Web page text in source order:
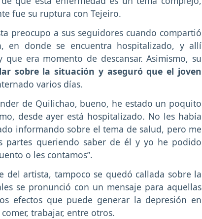
fue su ruptura con Tejeiro.
preocupo a sus seguidores cuando compartió
en donde se encuentra hospitalizado, y allí
era momento de descansar. Asimismo, su
sobre la situación y aseguró que el joven
varios días.
de Quilichao, bueno, he estado un poquito
desde ayer está hospitalizado. No les había
informando sobre el tema de salud, pero me
partes queriendo saber de él y yo he podido
o les contamos”.
del artista, tampoco se quedó callada sobre la
se pronunció con un mensaje para aquellas
efectos que puede generar la depresión en
trabajar, entre otros.